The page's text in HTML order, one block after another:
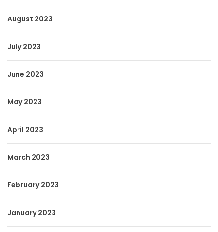
August 2023
July 2023
June 2023
May 2023
April 2023
March 2023
February 2023
January 2023